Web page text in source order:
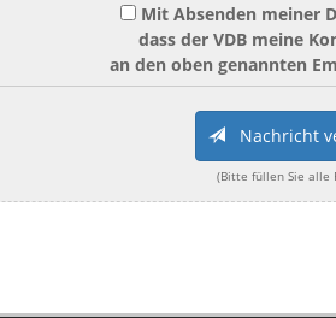
Mit Absenden meiner
dass der VDB meine
an den oben genannten
Nachricht
(Bitte füllen Sie alle